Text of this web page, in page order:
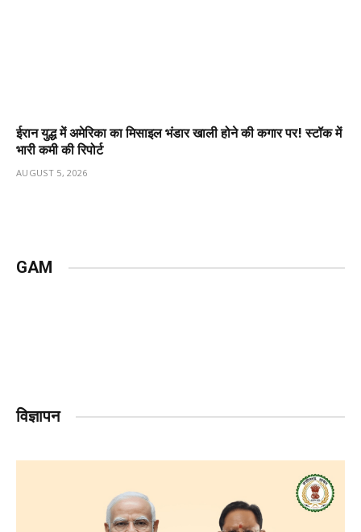
ईरान युद्ध में अमेरिका का मिसाइल भंडार खाली होने की कगार पर! स्टॉक में
भारी कमी की रिपोर्ट
AUGUST 5, 2026
GAM
विज्ञापन